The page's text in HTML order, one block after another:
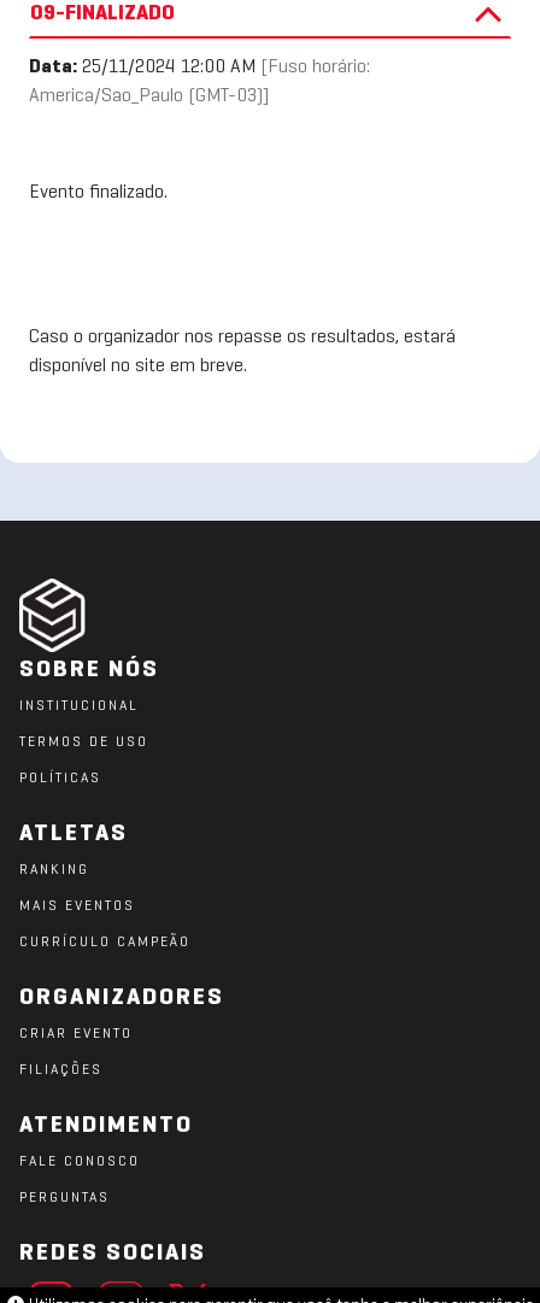
09-FINALIZADO
Data: 25/11/2024 12:00 AM
[Fuso horário:
America/Sao_Paulo (GMT-03)]
Evento finalizado.
Caso o organizador nos repasse os resultados, estará
disponível no site em breve.
SOBRE NÓS
INSTITUCIONAL
TERMOS DE USO
POLÍTICAS
ATLETAS
RANKING
MAIS EVENTOS
CURRÍCULO CAMPEÃO
ORGANIZADORES
CRIAR EVENTO
FILIAÇÕES
ATENDIMENTO
FALE CONOSCO
PERGUNTAS
REDES SOCIAIS